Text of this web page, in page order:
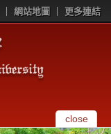
網站地圖 更多連結
close